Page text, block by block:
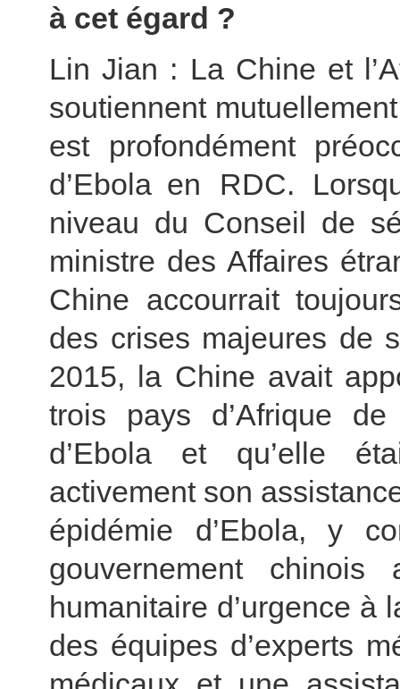
à cet égard ?
Lin Jian : La Chine et
soutiennent
est profondément
d’Ebola en RDC.
niveau du Conseil de
ministre des Affaires
Chine accourrait
des crises majeures de
2015, la Chine avait
trois pays d’Afrique de
d’Ebola et qu’elle
activement son
épidémie d’Ebola, y
gouvernement
humanitaire d’urgence à
des équipes d’experts